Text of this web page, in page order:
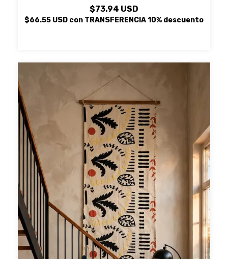
$73.94 USD
$66.55 USD con TRANSFERENCIA 10% descuento